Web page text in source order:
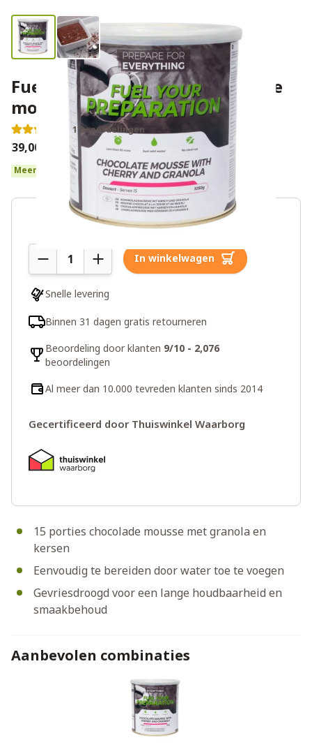
Fuel Your Preparation chocolade
mousse met kersen en granola
1 beoordelingen
€39,00
Meer dan 10 op voorraad
15 porties chocolade mousse met granola en
kersen
Eenvoudig te bereiden door water toe te voegen
Gevriesdroogd voor een lange houdbaarheid en
smaakbehoud
Aantal In winkelwagen
Snelle levering
Binnen 31 dagen gratis retourneren
Beoordeling door klanten 9/10 - 2,076
beoordelingen
Al meer dan 10.000 tevreden klanten sinds 2014
Gecertificeerd door Thuiswinkel Waarborg
Aanbevolen combinaties